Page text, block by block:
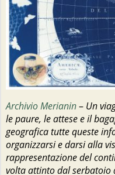
Archivio Merianin– Un
le paure, le attese e il
geografica tutte queste
organizzarsi e darsi alla
rappresentazione del
volta attinto dal serbatoio